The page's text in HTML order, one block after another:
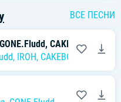
ВСЕ ПЕСНИ
CAKEBOY, IROH,
, IROH, CAKEBOY ,Flipper